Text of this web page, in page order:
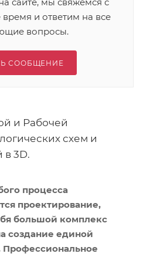
сайте, мы свяжемся с
и ответим на все
вопросы.
СООБЩЕНИЕ
и Рабочей
схем и
в 3D.
процесса
проектирование,
большой комплекс
создание единой